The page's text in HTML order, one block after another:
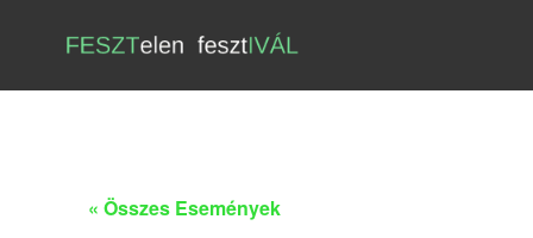
« Összes Események